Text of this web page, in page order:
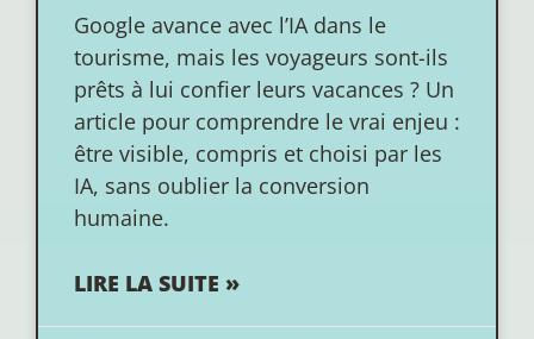
Google avance avec l’IA dans le
tourisme, mais les voyageurs sont-ils
prêts à lui confier leurs vacances ? Un
article pour comprendre le vrai enjeu :
être visible, compris et choisi par les
IA, sans oublier la conversion
humaine.
LIRE LA SUITE »